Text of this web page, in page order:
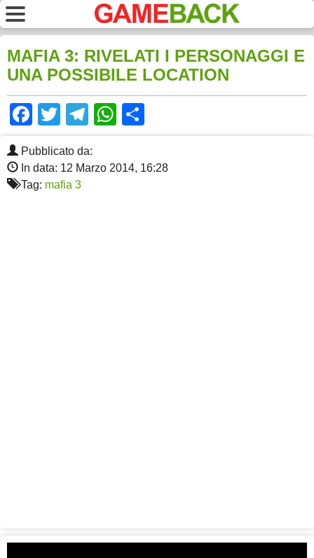
MAFIA 3: RIVELATI I PERSONAGGI E
UNA POSSIBILE LOCATION
Facebook
TwitterTelegram
WhatsApp
Pubblicato da:
In data: 12 Marzo 2014, 16:28
Tag: mafia 3